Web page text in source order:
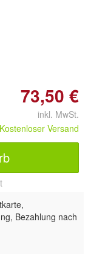
73,50 €
inkl. MwSt.
Kostenloser Versand
Bezahlung nach